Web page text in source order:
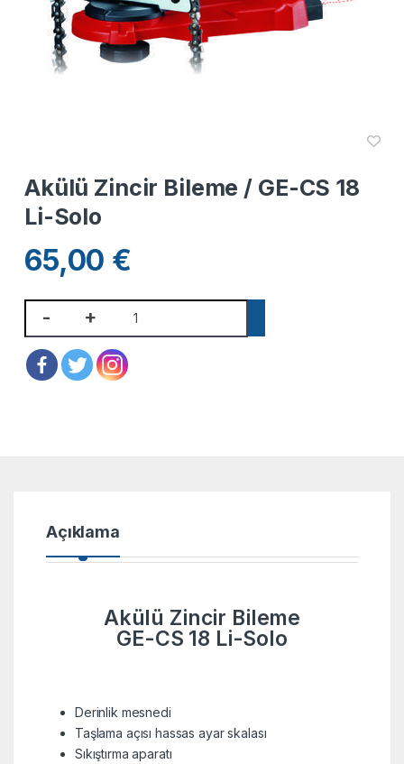
Akülü Zincir Bileme / GE-CS 18
Li-Solo
65,00 €
- +
Açıklama
Akülü Zincir Bileme
GE-CS 18 Li-Solo
Derinlik mesnedi
Taşlama açısı hassas ayar skalası
Sıkıştırma aparatı